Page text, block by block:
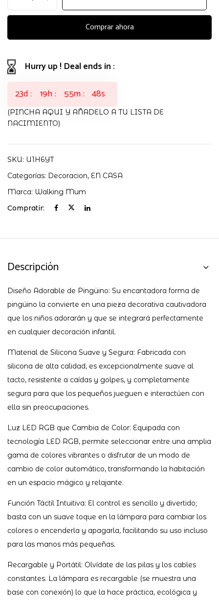
PINGÜINO
VERDE
MUM
Comprar ahora
Hurry up ! Deal ends in :
23d 19h 55m 47s
(PINCHA AQUI Y AÑADELO A TU LISTA DE
NACIMIENTO)
SKU: U1H6YT
Categorías: Decoracion, EN CASA
Marca: Walking Mum
Compratir:
Descripción
Diseño Adorable de Pingüino: Su encantadora forma de
pingüino la convierte en una pieza decorativa cautivadora
que los niños adorarán y que se integrará perfectamente
en cualquier decoración infantil.
Material de Silicona Suave y Segura: Fabricada con
silicona de alta calidad, es excepcionalmente suave al
tacto, resistente a caídas y golpes, y completamente
segura para que los pequeños jueguen e interactúen con
ella sin preocupaciones.
Luz LED RGB que Cambia de Color: Equipada con
tecnología LED RGB, permite seleccionar entre una amplia
gama de colores vibrantes o disfrutar de un modo de
cambio de color automático, transformando la habitación
en un espacio mágico y relajante.
Función Táctil Intuitiva: El control es sencillo y divertido;
basta con un suave toque en la lámpara para cambiar los
colores o encenderla y apagarla, facilitando su uso incluso
para las manos más pequeñas.
Recargable y Portátil: Olvídate de las pilas y los cables
constantes. La lámpara es recargable (se muestra una
base con conexión) lo que la hace práctica, ecológica y